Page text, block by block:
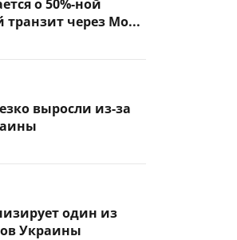
о 50%-ной
через Мо...
выросли из-за
один из
Украины